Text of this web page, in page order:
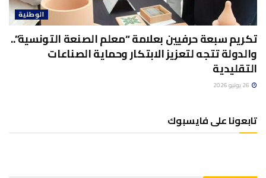
الوطنية
تكريم سبعة حرفيين بعلامة “معلم الصنعة التونسية”..
والدولة تتجه لتعزيز الابتكار وحماية الصناعات
التقليدية
تابعونا على فايسبوك